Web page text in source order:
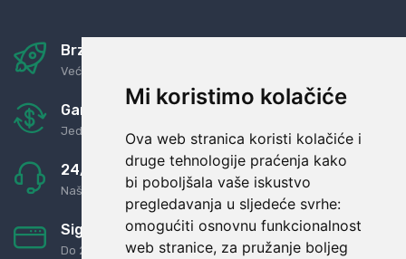
Mi koristimo kolačiće
Ova web stranica koristi kolačiće i
druge tehnologije praćenja kako
bi poboljšala vaše iskustvo
pregledavanja u sljedeće svrhe:
omogućiti osnovnu funkcionalnost
web stranice, za pružanje boljeg
Brza i sigurna dostava
Već za nekoliko dana kod vas
Garancija u povrat novaca
Jednostavno pravilo: Roba za novac
24/7 odlična podrška
Naši agenti uvijek na raspolaganju
Sigurno obročno plaćanje
Do 24 rata bez kamata